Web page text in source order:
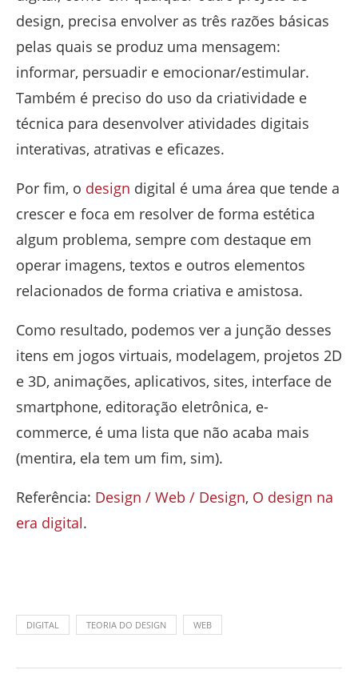
design, precisa envolver as três razões básicas
pelas quais se produz uma mensagem:
informar, persuadir e emocionar/estimular.
Também é preciso do uso da criatividade e
técnica para desenvolver atividades digitais
interativas, atrativas e eficazes.
Por fim, o design digital é uma área que tende a
crescer e foca em resolver de forma estética
algum problema, sempre com destaque em
operar imagens, textos e outros elementos
relacionados de forma criativa e amistosa.
Como resultado, podemos ver a junção desses
itens em jogos virtuais, modelagem, projetos 2D
e 3D, animações, aplicativos, sites, interface de
smartphone, editoração eletrônica, e-
commerce, é uma lista que não acaba mais
(mentira, ela tem um fim, sim).
Referência: Design / Web / Design, O design na
era digital.
DIGITAL TEORIA DO DESIGN WEB